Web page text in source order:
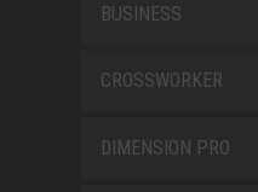
BUSINESS
CROSSWORKER
DIMENSION PRO